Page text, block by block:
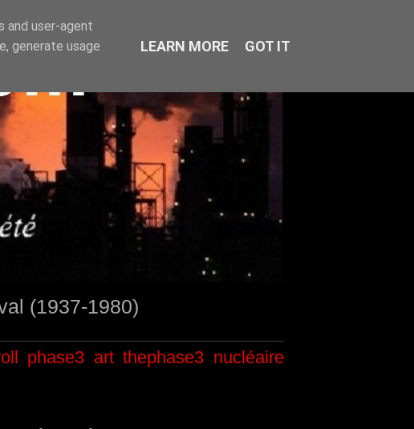
(1937-1980)
phase3 art thephase3 nucléaire
and user-agent
generate usage
LEARN MORE GOT IT